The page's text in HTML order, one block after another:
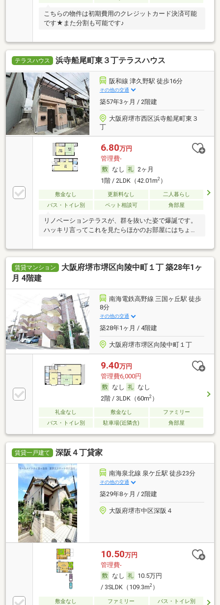
こちらの物件は初期費用のクレジットカード決済可能
です★また分割も可能です♪
テラスハウス 浜寺船尾町東３丁テラスハウス
阪和線 津久野駅 徒歩16分
その他の交通
築57年3ヶ月 / 2階建
大阪府堺市西区浜寺船尾町東３
丁
6.80万円
管理費-
なし
2ヶ月
1階 / 2LDK（42.01m2）
敷金なし 更新料なし
二人暮らし
バス・トイレ別
ペット相談可 角部屋
リノベーションテラスが、群を抜いた姿で爆誕です。
ハッキリ言ってこれを見たらほかのお部屋にはちょっ
賃貸マンション
大阪府堺市堺区向陵中町１丁 築28年1ヶ
月 4階建
南海電鉄高野線 三国ヶ丘駅 徒歩
8分
その他の交通
築28年1ヶ月 / 4階建
大阪府堺市堺区向陵中町１丁
9.40万円
管理費6,000円
なし
なし
2階 / 3LDK（60m2）
礼金なし 敷金なし
ファミリー
バス・トイレ別
駐車場(近隣含) 角部屋
賃貸一戸建て 深阪４丁貸家
南海泉北線 泉ケ丘駅 徒歩23分
その他の交通
築29年8ヶ月 / 2階建
大阪府堺市中区深阪４
10.50万円
管理費-
なし
10.5万円
/ 3SLDK（109.3m2）
敷金なし ファミリー バス・トイレ別